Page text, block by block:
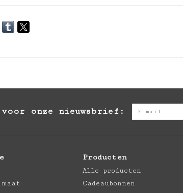
onze nieuwsbrief:
Producten
Alle producten
Cadeaubonnen